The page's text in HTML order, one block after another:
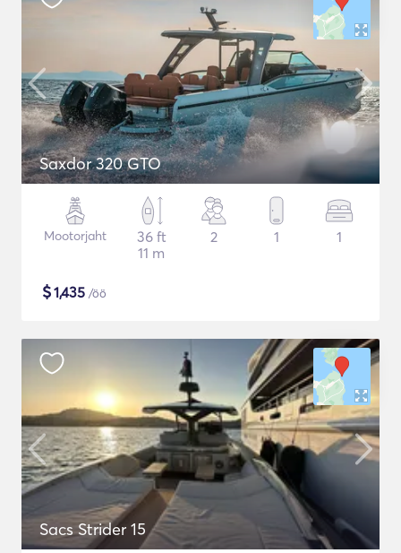
Saxdor 320 GTO
Mootorjaht
36 ft
11 m
2 1 1
$1,435 /öö
Sacs Strider 15